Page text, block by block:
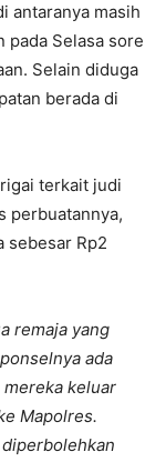
antaranya masih
pada Selasa sore
Selain diduga
berada di
terkait judi
perbuatannya,
sebesar Rp2
remaja yang
ada
keluar
Mapolres.